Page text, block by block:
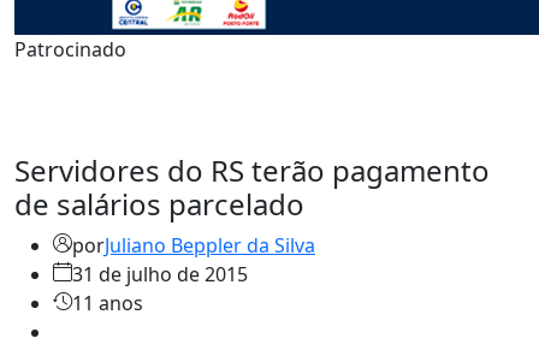
Patrocinado
Servidores do RS terão pagamento
de salários parcelado
porJuliano Beppler da Silva
31 de julho de 2015
11 anos